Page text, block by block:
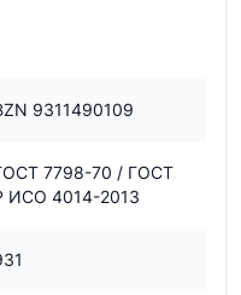
9311490109
7798-70 / ГОСТ
ИСО 4014-2013